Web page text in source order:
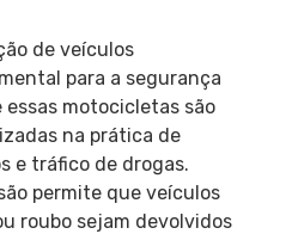
de veículos
para a segurança
motocicletas são
na prática de
e tráfico de drogas.
permite que veículos
roubo sejam devolvidos